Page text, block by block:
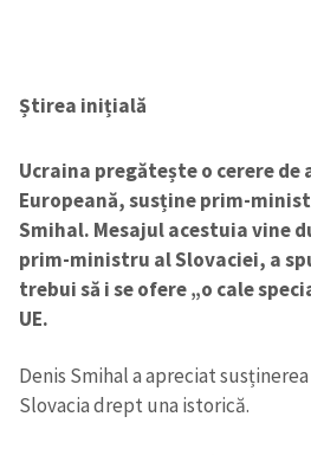
Știrea inițială
Ucraina pregătește o cerere de
Europeană, susține prim-
Smihal. Mesajul acestuia vine
prim-ministru al Slovaciei, a
trebui să i se ofere „o cale
UE.
Denis Smihal a apreciat
Slovacia drept una istorică.